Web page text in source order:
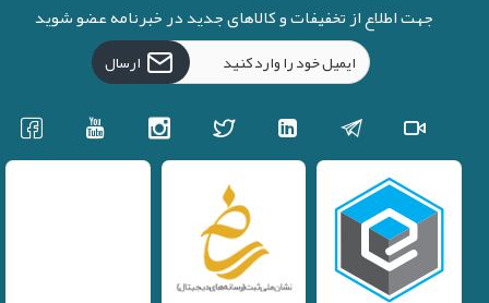
جهت اطلاع از تخفیفات و کالاهای جدید در خبرنامه عضو شوید
ارسال